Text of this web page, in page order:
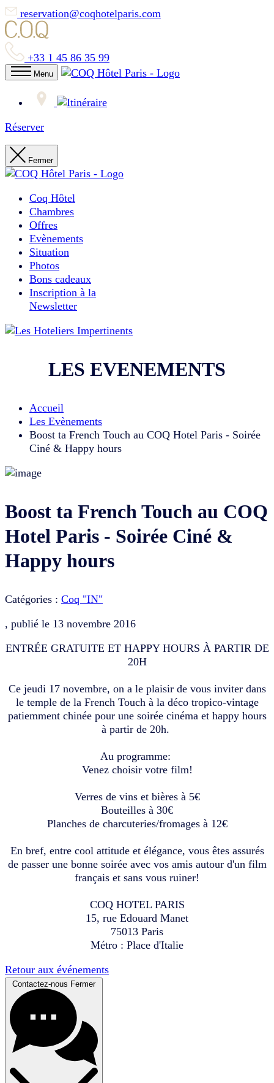
reservation@coqhotelparis.com
+33 1 45 86 35 99
Menu
Réserver
Fermer
Coq Hôtel
Chambres
Offres
Evènements
Situation
Photos
Bons cadeaux
Inscription à la
Newsletter
LES EVENEMENTS
Accueil
Les Evènements
Boost ta French Touch au COQ Hotel Paris - Soirée
Ciné & Happy hours
Boost ta French Touch au COQ
Hotel Paris - Soirée Ciné &
Happy hours
Catégories : Coq "IN"
, publié le 13 novembre 2016
ENTRÉE GRATUITE ET HAPPY HOURS À PARTIR DE
20H
Ce jeudi 17 novembre, on a le plaisir de vous inviter dans
le temple de la French Touch à la déco tropico-vintage
patiemment chinée pour une soirée cinéma et happy hours
à partir de 20h.
Au programme:
Venez choisir votre film!
Verres de vins et bières à 5€
Bouteilles à 30€
Planches de charcuteries/fromages à 12€
En bref, entre cool attitude et élégance, vous êtes assurés
de passer une bonne soirée avec vos amis autour d'un film
français et sans vous ruiner!
COQ HOTEL PARIS
15, rue Edouard Manet
75013 Paris
Métro : Place d'Italie
Retour aux événements
Contactez-nous Fermer